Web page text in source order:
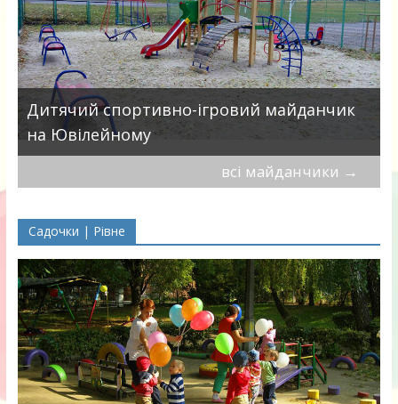
Дитячий спортивно-ігровий майданчик
на Ювілейному
всі майданчики →
Садочки | Рівне